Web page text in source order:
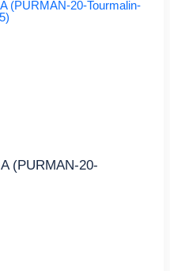
(PURMAN-20-